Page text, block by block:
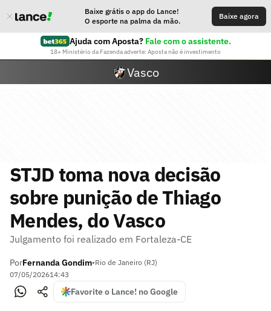
Baixe grátis o app do Lance!
O esporte na palma da mão.
Baixe agora
Ajuda com Aposta? Fale com o assistente.
18+ Ministério da Fazenda adverte: Aposta não é investimento
Vasco
STJD toma nova decisão
sobre punição de Thiago
Mendes, do Vasco
Julgamento foi realizado em Fortaleza-CE
PorFernanda Gondim•Rio de Janeiro (RJ)
07/05/202614:43
Favorite o Lance! no Google